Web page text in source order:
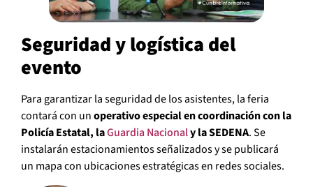
Seguridad y logística del
evento
Para garantizar la seguridad de los asistentes, la feria
contará con unoperativo especial en coordinación con la
Policía Estatal, laGuardia Nacionaly la SEDENA. Se
instalarán estacionamientos señalizados y se publicará
un mapa con ubicaciones estratégicas en redes sociales.